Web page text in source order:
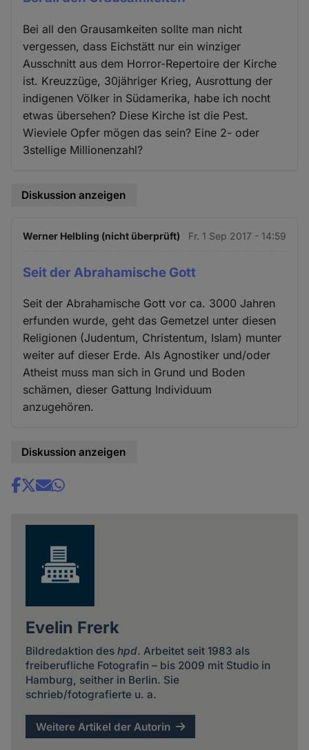
Bei all den Grausamkeiten sollte man nicht
vergessen, dass Eichstätt nur ein winziger
Ausschnitt aus dem Horror-Repertoire der Kirche
ist. Kreuzzüge, 30jähriger Krieg, Ausrottung der
indigenen Völker in Südamerika, habe ich nocht
etwas übersehen? Diese Kirche ist die Pest.
Wieviele Opfer mögen das sein? Eine 2- oder
3stellige Millionenzahl?
Diskussion anzeigen
Werner Helbling (nicht überprüft) Fr. 1 Sep 2017 - 14:59
Seit der Abrahamische Gott
Seit der Abrahamische Gott vor ca. 3000 Jahren
erfunden wurde, geht das Gemetzel unter diesen
Religionen (Judentum, Christentum, Islam) munter
weiter auf dieser Erde. Als Agnostiker und/oder
Atheist muss man sich in Grund und Boden
schämen, dieser Gattung Individuum
anzugehören.
Diskussion anzeigen
Share
Evelin Frerk
Bildredaktion des hpd. Arbeitet seit 1983 als
freiberufliche Fotografin – bis 2009 mit Studio in
Hamburg, seither in Berlin. Sie
schrieb/fotografierte u. a.
Weitere Artikel der Autorin